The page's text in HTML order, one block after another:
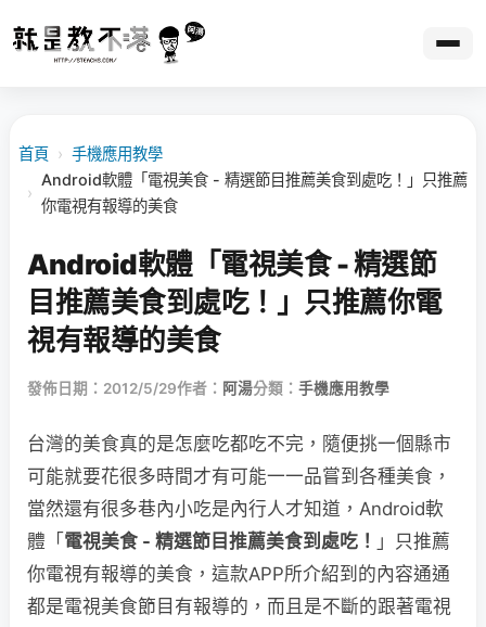
首頁 › 手機應用教學
›
Android軟體「電視美食 - 精選節目推薦美食到處吃！」只推薦
你電視有報導的美食
Android軟體「電視美食 - 精選節
目推薦美食到處吃！」只推薦你電
視有報導的美食
發佈日期：2012/5/29作者： 阿湯分類： 手機應用教學
台灣的美食真的是怎麼吃都吃不完，隨便挑一個縣市
可能就要花很多時間才有可能一一品嘗到各種美食，
當然還有很多巷內小吃是內行人才知道，Android軟
體「 電視美食 - 精選節目推薦美食到處吃！ 」只推薦
你電視有報導的美食，這款APP所介紹到的內容通通
都是電視美食節目有報導的，而且是不斷的跟著電視